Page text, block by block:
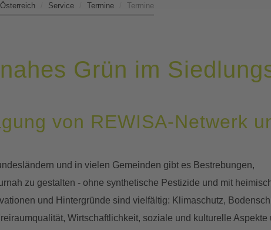
Service Termine Termine
Grün im
von REWISA-Netwerk
und in vielen Gemeinden gibt es Bestrebungen,
zu gestalten - ohne synthetische Pestizide und mit
und Hintergründe sind vielfältig: Klimaschutz,
Wirtschaftlichkeit, soziale und kulturelle Aspekte